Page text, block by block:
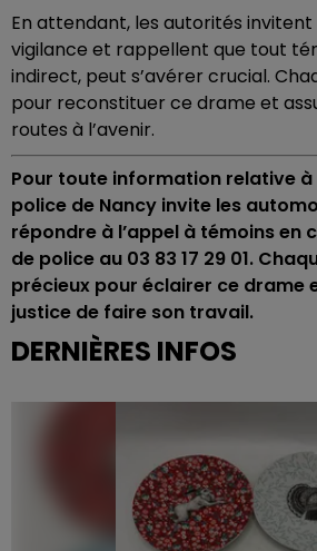
En attendant, les autorités
vigilance et rappellent que tout
indirect, peut s’avérer crucial.
pour reconstituer ce drame et
routes à l’avenir.
Pour toute information relative
police de Nancy invite les
répondre à l’appel à témoins en
de police au 03 83 17 29 01.
précieux pour éclairer ce drame
justice de faire son travail.
DERNIÈRES INFOS